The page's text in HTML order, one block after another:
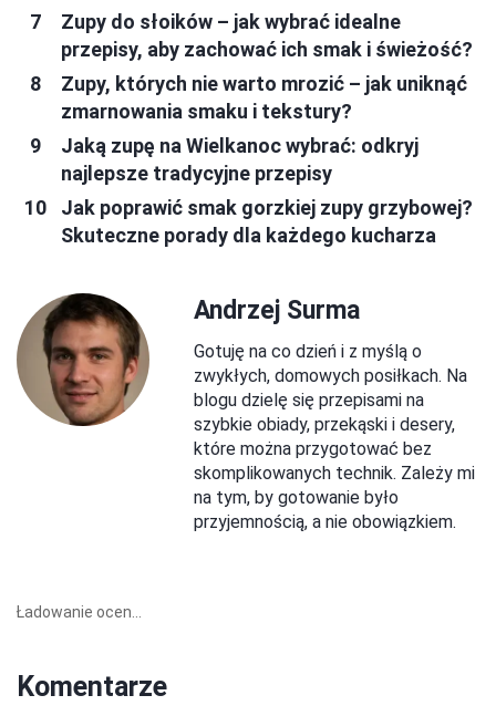
Zupy do słoików – jak wybrać idealne
przepisy, aby zachować ich smak i świeżość?
Zupy, których nie warto mrozić – jak uniknąć
zmarnowania smaku i tekstury?
Jaką zupę na Wielkanoc wybrać: odkryj
najlepsze tradycyjne przepisy
Jak poprawić smak gorzkiej zupy grzybowej?
Skuteczne porady dla każdego kucharza
Andrzej Surma
Gotuję na co dzień i z myślą o
zwykłych, domowych posiłkach. Na
blogu dzielę się przepisami na
szybkie obiady, przekąski i desery,
które można przygotować bez
skomplikowanych technik. Zależy mi
na tym, by gotowanie było
przyjemnością, a nie obowiązkiem.
Ładowanie ocen...
Komentarze